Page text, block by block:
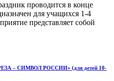
проводится в конце
для учащихся 1-4
представляет собой
– СИМВОЛ РОССИИ» (для детей 10-